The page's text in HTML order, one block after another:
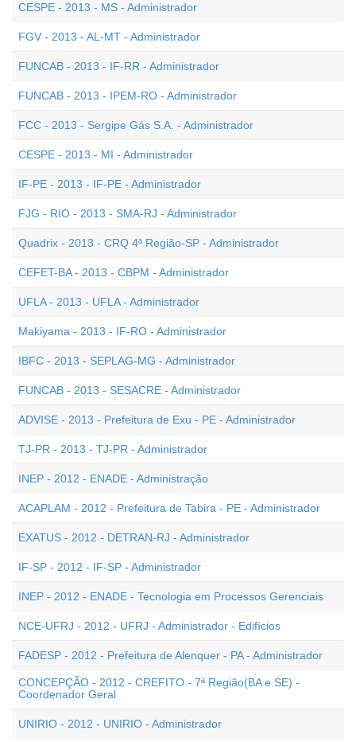
CESPE - 2013 - MS - Administrador
FGV - 2013 - AL-MT - Administrador
FUNCAB - 2013 - IF-RR - Administrador
FUNCAB - 2013 - IPEM-RO - Administrador
FCC - 2013 - Sergipe Gás S.A. - Administrador
CESPE - 2013 - MI - Administrador
IF-PE - 2013 - IF-PE - Administrador
FJG - RIO - 2013 - SMA-RJ - Administrador
Quadrix - 2013 - CRQ 4ª Região-SP - Administrador
CEFET-BA - 2013 - CBPM - Administrador
UFLA - 2013 - UFLA - Administrador
Makiyama - 2013 - IF-RO - Administrador
IBFC - 2013 - SEPLAG-MG - Administrador
FUNCAB - 2013 - SESACRE - Administrador
ADVISE - 2013 - Prefeitura de Exu - PE - Administrador
TJ-PR - 2013 - TJ-PR - Administrador
INEP - 2012 - ENADE - Administração
ACAPLAM - 2012 - Prefeitura de Tabira - PE - Administrador
EXATUS - 2012 - DETRAN-RJ - Administrador
IF-SP - 2012 - IF-SP - Administrador
INEP - 2012 - ENADE - Tecnologia em Processos Gerenciais
NCE-UFRJ - 2012 - UFRJ - Administrador - Edifícios
FADESP - 2012 - Prefeitura de Alenquer - PA - Administrador
CONCEPÇÃO - 2012 - CREFITO - 7ª Região(BA e SE) -
Coordenador Geral
UNIRIO - 2012 - UNIRIO - Administrador